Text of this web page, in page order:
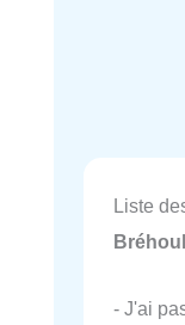
Liste
- J'ai